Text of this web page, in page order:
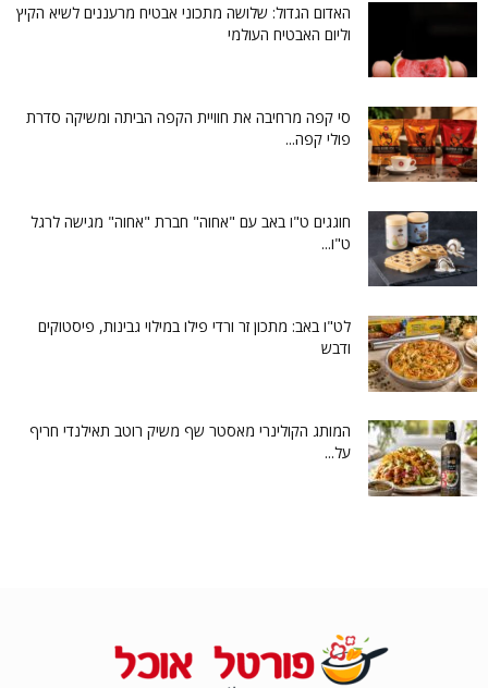
האדום הגדול: שלושה מתכוני אבטיח מרעננים לשיא הקיץ
וליום האבטיח העולמי
סי קפה מרחיבה את חוויית הקפה הביתה ומשיקה סדרת
פולי קפה...
חוגגים ט"ו באב עם "אחוה" חברת "אחוה" מגישה לרגל
ט"ו...
לט"ו באב: מתכון זר ורדי פילו במילוי גבינות, פיסטוקים
ודבש
המותג הקולינרי מאסטר שף משיק רוטב תאילנדי חריף
על...